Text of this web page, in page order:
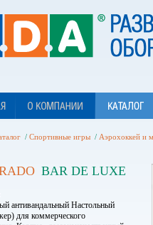
/ Спортивные игры / Аэрохоккей и
BAR DE LUXE
антивандальный Настольный
для коммерческого